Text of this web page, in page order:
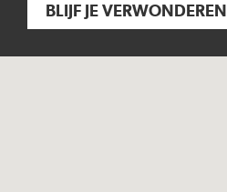
BLIJF JE VERWONDEREN